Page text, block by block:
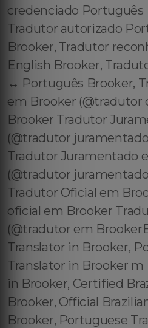
credenciado
Tradutor autorizado
Brooker, Tradutor
English Brooker,
↔️ Português Brooker,
em Brooker (@tradutor
Brooker Tradutor
(@tradutor
Tradutor Juramentado
(@tradutor
Tradutor Oficial em
oficial em Brooker
(@tradutor em
Translator in Brooker,
Translator in Brooker m
in Brooker, Certified
Brooker, Official
Brooker, Portuguese